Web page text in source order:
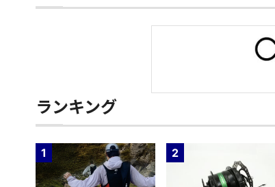
ランキング
1 2